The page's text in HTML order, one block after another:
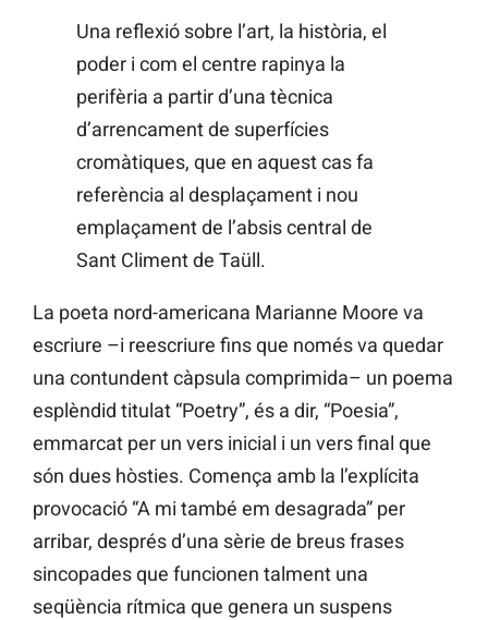
Una reflexió sobre l’art, la història, el
poder i com el centre rapinya la
perifèria a partir d’una tècnica
d’arrencament de superfícies
cromàtiques, que en aquest cas fa
referència al desplaçament i nou
emplaçament de l’absis central de
Sant Climent de Taüll.
La poeta nord-americana Marianne Moore va
escriure –i reescriure fins que només va quedar
una contundent càpsula comprimida– un poema
esplèndid titulat “Poetry”, és a dir, “Poesia”,
emmarcat per un vers inicial i un vers final que
són dues hòsties. Comença amb la l’explícita
provocació “A mi també em desagrada” per
arribar, després d’una sèrie de breus frases
sincopades que funcionen talment una
seqüència rítmica que genera un suspens